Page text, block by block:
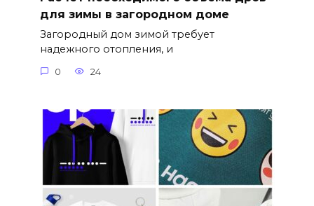
для зимы в загородном доме
Загородный дом зимой требует
надежного отопления, и
0 24